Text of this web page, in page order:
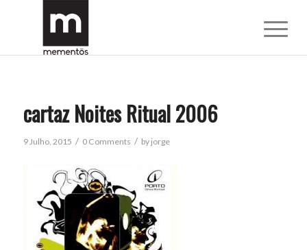
cartaz Noites Ritual 2006
9 Julho, 2015 / 0 Comments / by jorge